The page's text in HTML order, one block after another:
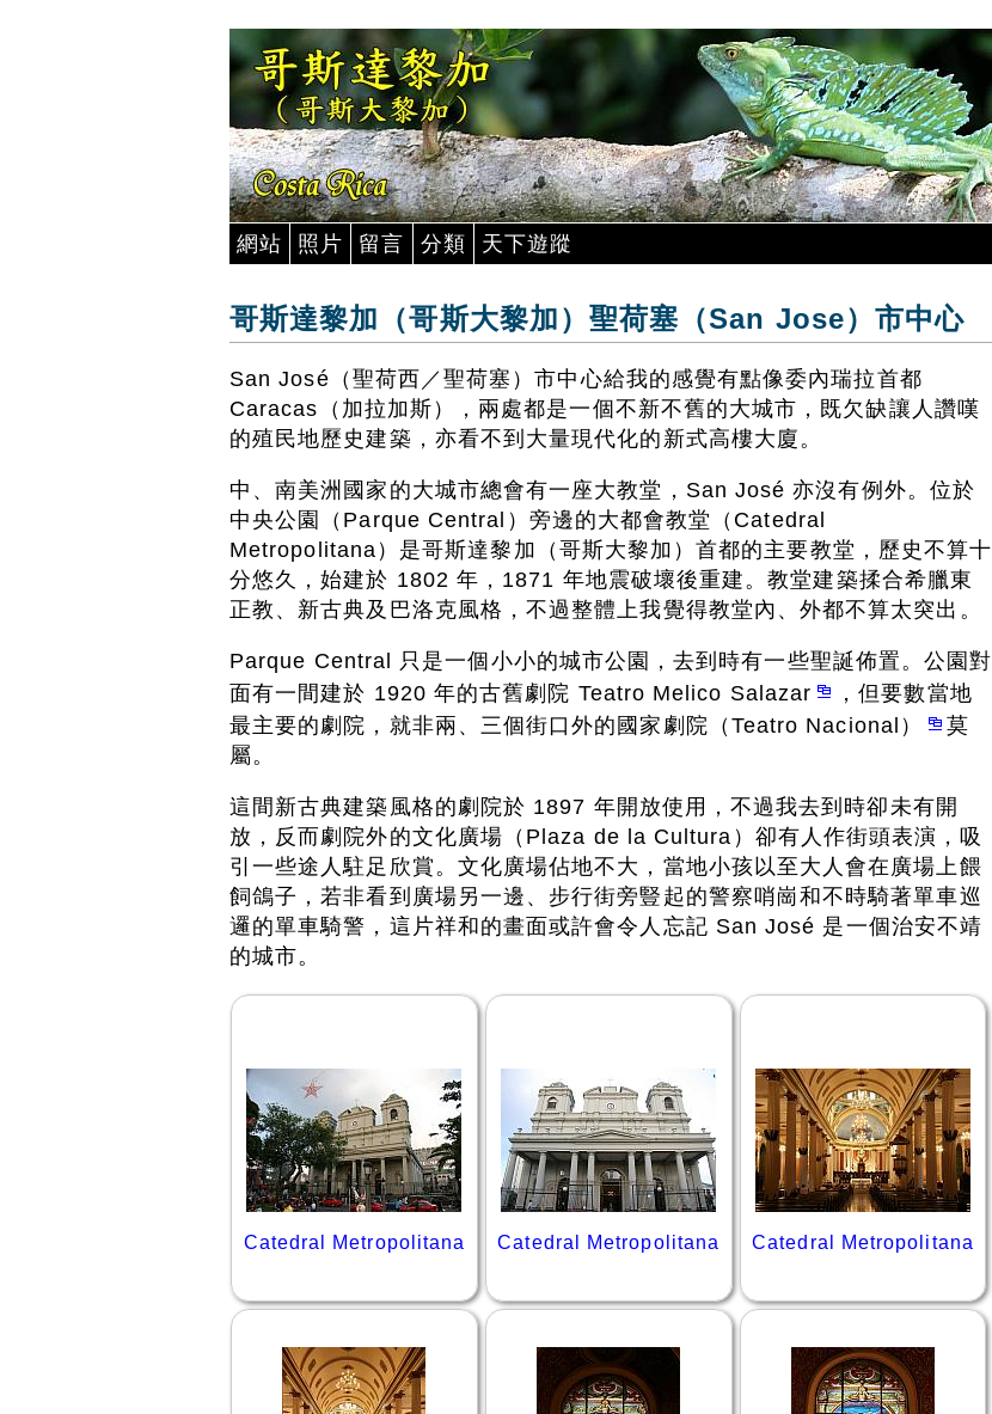
網站 照片 留言 分類 天下遊蹤
哥斯達黎加（哥斯大黎加）聖荷塞（San Jose）市中心
San José（聖荷西／聖荷塞）市中心給我的感覺有點像委內瑞拉首都
Caracas（加拉加斯），兩處都是一個不新不舊的大城市，既欠缺讓人讚嘆
的殖民地歷史建築，亦看不到大量現代化的新式高樓大廈。
中、南美洲國家的大城市總會有一座大教堂，San José 亦沒有例外。位於
中央公園（Parque Central）旁邊的大都會教堂（Catedral
Metropolitana）是哥斯達黎加（哥斯大黎加）首都的主要教堂，歷史不算十
分悠久，始建於 1802 年，1871 年地震破壞後重建。教堂建築揉合希臘東
正教、新古典及巴洛克風格，不過整體上我覺得教堂內、外都不算太突出。
Parque Central 只是一個小小的城市公園，去到時有一些聖誕佈置。公園對
面有一間建於 1920 年的古舊劇院 Teatro Melico Salazar
，但要數當地
最主要的劇院，就非兩、三個街口外的國家劇院（Teatro Nacional）
莫
屬。
這間新古典建築風格的劇院於 1897 年開放使用，不過我去到時卻未有開
放，反而劇院外的文化廣場（Plaza de la Cultura）卻有人作街頭表演，吸
引一些途人駐足欣賞。文化廣場佔地不大，當地小孩以至大人會在廣場上餵
飼鴿子，若非看到廣場另一邊、步行街旁豎起的警察哨崗和不時騎著單車巡
邏的單車騎警，這片祥和的畫面或許會令人忘記 San José 是一個治安不靖
的城市。
Catedral Metropolitana Catedral Metropolitana Catedral Metropolitana